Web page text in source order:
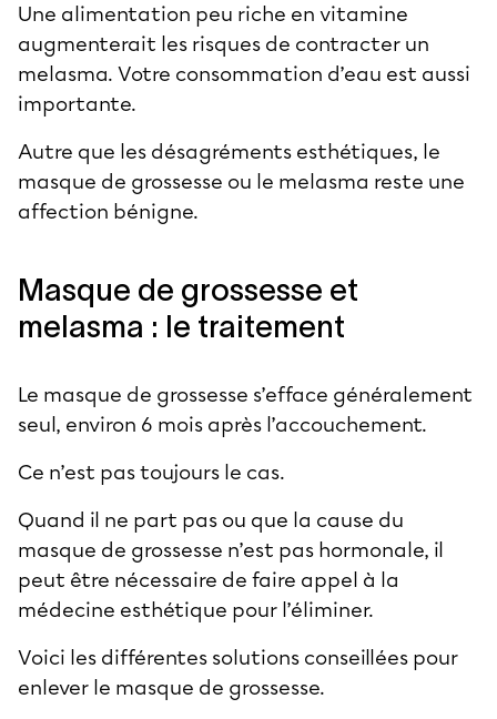
Une alimentation peu riche en vitamine
augmenterait les risques de contracter un
melasma. Votre consommation d’eau est aussi
importante.
Autre que les désagréments esthétiques, le
masque de grossesse ou le melasma reste une
affection bénigne.
Masque de grossesse et
melasma : le traitement
Le masque de grossesse s’efface généralement
seul, environ 6 mois après l’accouchement.
Ce n’est pas toujours le cas.
Quand il ne part pas ou que la cause du
masque de grossesse n’est pas hormonale, il
peut être nécessaire de faire appel à la
médecine esthétique pour l’éliminer.
Voici les différentes solutions conseillées pour
enlever le masque de grossesse.